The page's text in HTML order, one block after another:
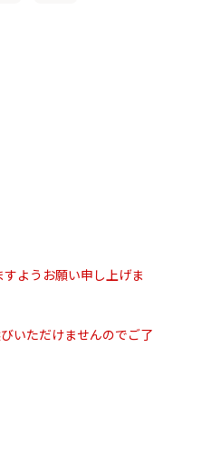
ようお願い申し上げま
いただけませんのでご了